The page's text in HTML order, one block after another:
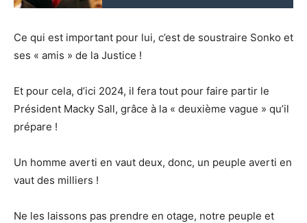
Ce qui est important pour lui, c’est de soustraire Sonko et
ses « amis » de la Justice !
Et pour cela, d’ici 2024, il fera tout pour faire partir le
Président Macky Sall, grâce à la « deuxième vague » qu’il
prépare !
Un homme averti en vaut deux, donc, un peuple averti en
vaut des milliers !
Ne les laissons pas prendre en otage, notre peuple et